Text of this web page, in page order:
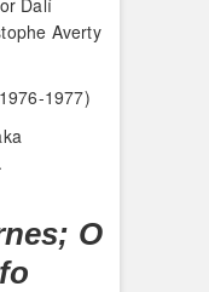
Averty
1977)
O